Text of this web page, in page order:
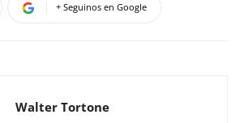
+ Seguinos en Google
Walter Tortone